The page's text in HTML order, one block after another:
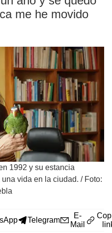
me he movido
1992 y su estancia
vida en la ciudad. / Foto:
Telegram
E-
Mail